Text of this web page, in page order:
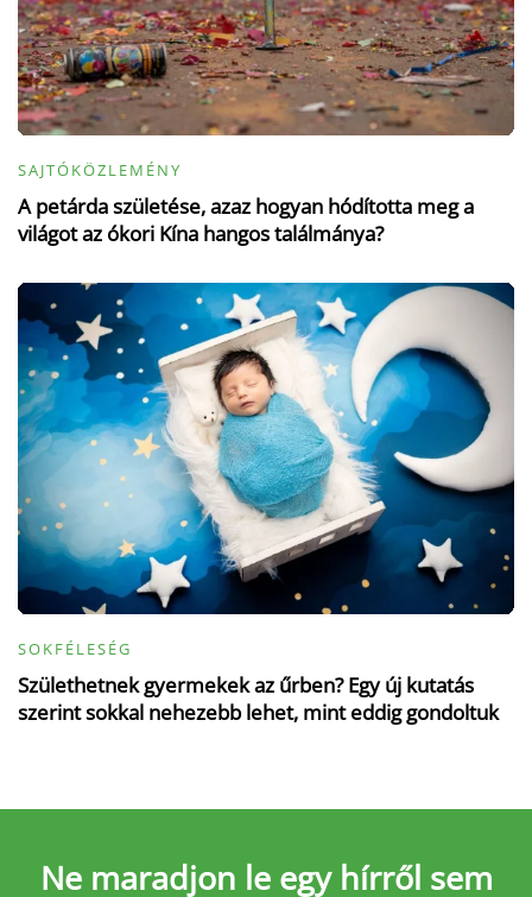
SAJTÓKÖZLEMÉNY
A petárda születése, azaz hogyan hódította meg a
világot az ókori Kína hangos találmánya?
SOKFÉLESÉG
Születhetnek gyermekek az űrben? Egy új kutatás
szerint sokkal nehezebb lehet, mint eddig gondoltuk
Ne maradjon le egy hírről sem